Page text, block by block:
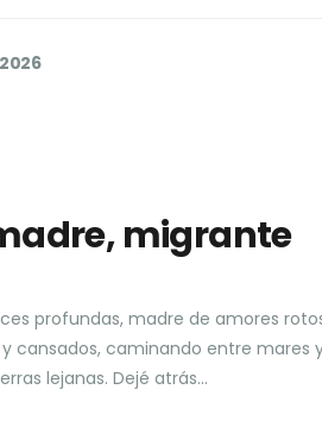
migrante
profundas, madre de amores
cansados, caminando entre mares
lejanas. Dejé atrás…